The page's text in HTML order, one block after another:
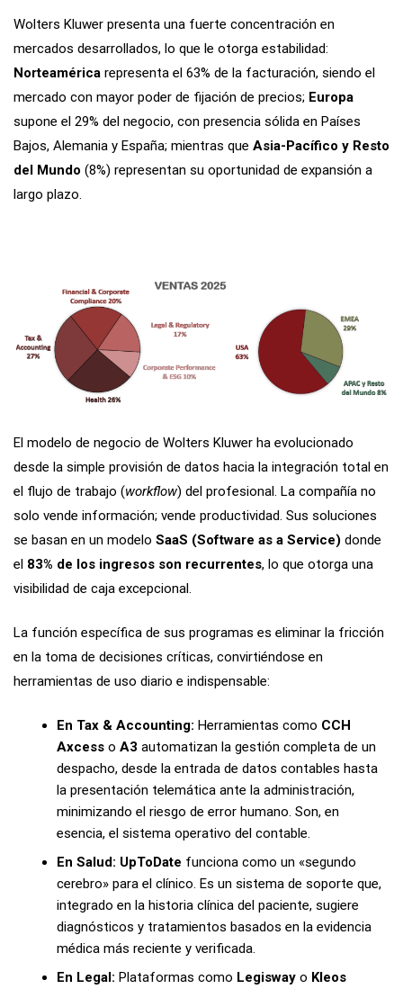
Wolters Kluwer presenta una fuerte concentración en
mercados desarrollados, lo que le otorga estabilidad:
Norteamérica representa el 63% de la facturación, siendo el
mercado con mayor poder de fijación de precios; Europa
supone el 29% del negocio, con presencia sólida en Países
Bajos, Alemania y España; mientras que Asia-Pacífico y Resto
del Mundo (8%) representan su oportunidad de expansión a
largo plazo.
El modelo de negocio de Wolters Kluwer ha evolucionado
desde la simple provisión de datos hacia la integración total en
el flujo de trabajo (workflow) del profesional. La compañía no
solo vende información; vende productividad. Sus soluciones
se basan en un modelo SaaS (Software as a Service) donde
el 83% de los ingresos son recurrentes, lo que otorga una
visibilidad de caja excepcional.
La función específica de sus programas es eliminar la fricción
en la toma de decisiones críticas, convirtiéndose en
herramientas de uso diario e indispensable:
En Tax & Accounting: Herramientas como CCH
Axcesso A3 automatizan la gestión completa de un
despacho, desde la entrada de datos contables hasta
la presentación telemática ante la administración,
minimizando el riesgo de error humano. Son, en
esencia, el sistema operativo del contable.
En Salud: UpToDate funciona como un «segundo
cerebro» para el clínico. Es un sistema de soporte que,
integrado en la historia clínica del paciente, sugiere
diagnósticos y tratamientos basados en la evidencia
médica más reciente y verificada.
En Legal: Plataformas como Legiswayo Kleos